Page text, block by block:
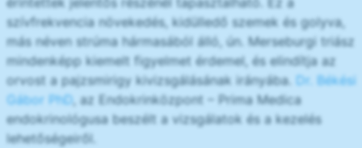
szívfrekvencia növekedés, kidülledő szemek és golyva,
más néven strúma hármasából álló, ún. Merseburgi triász
mindenképp kiemelt figyelmet érdemel, és elindítja az
orvost a pajzsmirigy kivizsgálásának irányába.
Dr. Békési
Gábor PhD
, az Endokrinközpont – Prima Medica
endokrinológusa beszélt a vizsgálatok és a kezelés
lehetőségeiről.